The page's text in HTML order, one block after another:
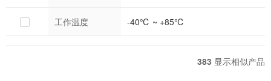
工作温度 -40℃ ~ +85℃
383 显示相似产品